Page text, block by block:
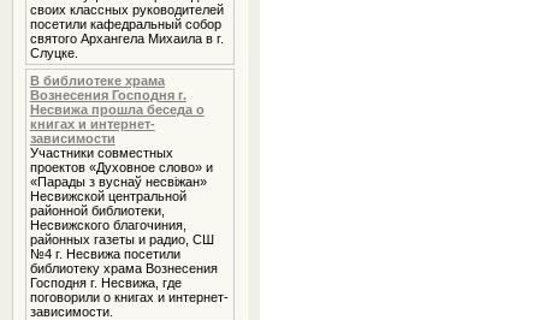
своих классных руководителей
посетили кафедральный собор
святого Архангела Михаила в г.
Слуцке.
В библиотеке храма
Вознесения Господня г.
Несвижа прошла беседа о
книгах и интернет-
зависимости
Участники совместных
проектов «Духовное слово» и
«Парады з вуснаў несвіжан»
Несвижской центральной
районной библиотеки,
Несвижского благочиния,
районных газеты и радио, СШ
№4 г. Несвижа посетили
библиотеку храма Вознесения
Господня г. Несвижа, где
поговорили о книгах и интернет-
зависимости.